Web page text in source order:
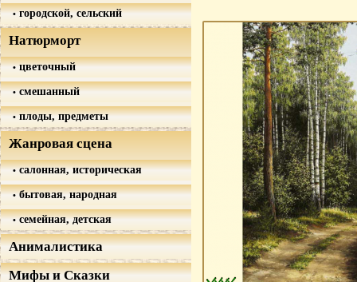
городской, сельский
Натюрморт
цветочный
смешанный
плоды, предметы
Жанровая сцена
салонная, историческая
бытовая, народная
семейная, детская
Анималистика
Мифы и Сказки